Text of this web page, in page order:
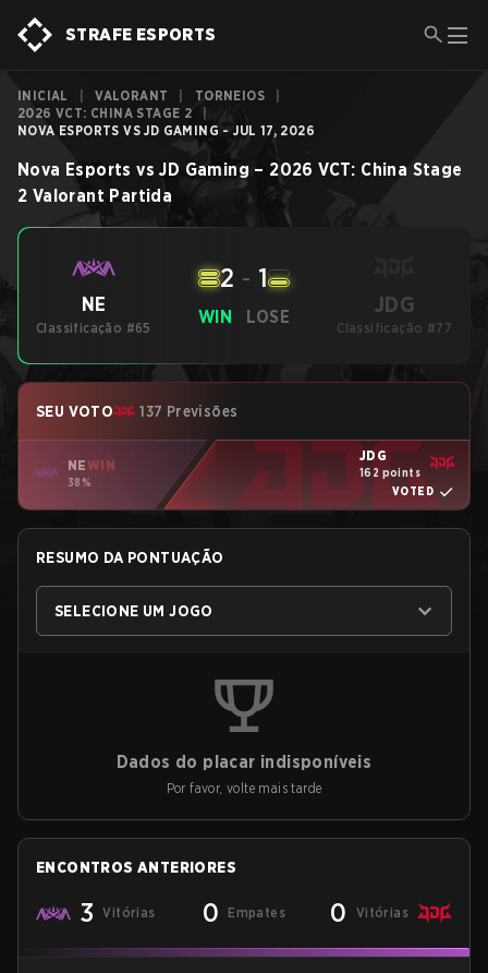
STRAFE ESPORTS
INICIAL VALORANT TORNEIOS
2026 VCT: CHINA STAGE 2
NOVA ESPORTS VS JD GAMING - JUL 17, 2026
Nova Esports vs JD Gaming – 2026 VCT: China Stage
2 Valorant Partida
NE
Classificação #65
WIN
2 - 1
LOSE JDG
Classificação #77
SEU VOTO 137 Previsões
NEWIN
38%
JDG
162 points
VOTED
RESUMO DA PONTUAÇÃO
SELECIONE UM JOGO
Dados do placar indisponíveis
Por favor, volte mais tarde
ENCONTROS ANTERIORES
3 Vitórias 0 Empates 0 Vitórias